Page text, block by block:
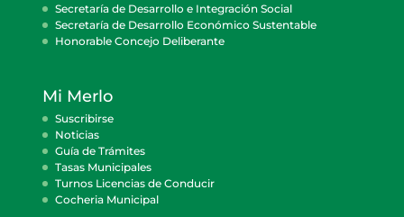
Secretaría de Desarrollo e Integración Social
Secretaría de Desarrollo Económico Sustentable
Honorable Concejo Deliberante
Mi Merlo
Suscribirse
Noticias
Guía de Trámites
Tasas Municipales
Turnos Licencias de Conducir
Cocheria Municipal